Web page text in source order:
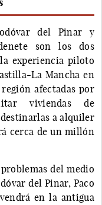
del Pinar y
son los dos
experiencia piloto
La Mancha en
afectadas por
viviendas de
a alquiler
cerca de un millón
del medio
del Pinar, Paco
en la antigua